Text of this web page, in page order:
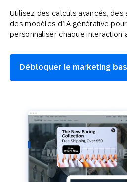
Utilisez des calculs avancés, des
des modèles d’IA générative
personnaliser chaque interaction
Débloquer le marketing